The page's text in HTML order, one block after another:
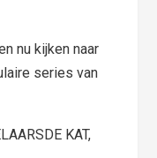
nu kijken naar
series van
KAT,